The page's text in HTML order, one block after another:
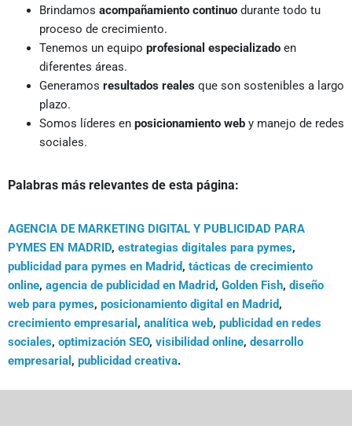
Brindamos acompañamiento continuo durante todo tu
proceso de crecimiento.
Tenemos un equipo profesional especializado en
diferentes áreas.
Generamos resultados reales que son sostenibles a largo
plazo.
Somos líderes en posicionamiento web y manejo de redes
sociales.
Palabras más relevantes de esta página:
AGENCIA DE MARKETING DIGITAL Y PUBLICIDAD PARA
PYMES EN MADRID, estrategias digitales para pymes,
publicidad para pymes en Madrid, tácticas de crecimiento
online, agencia de publicidad en Madrid, Golden Fish, diseño
web para pymes, posicionamiento digital en Madrid,
crecimiento empresarial , analítica web, publicidad en redes
sociales, optimización SEO, visibilidad online, desarrollo
empresarial , publicidad creativa.